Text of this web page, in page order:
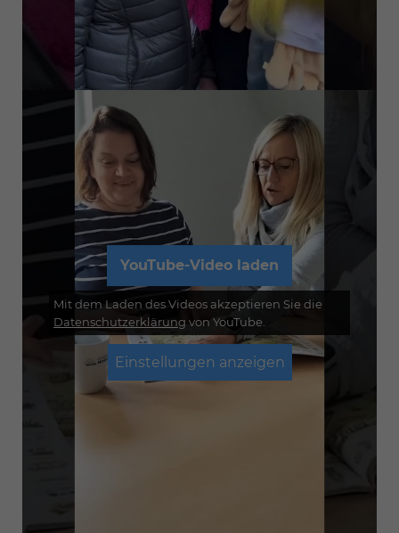
YouTube-Video laden
Mit dem Laden des Videos akzeptieren Sie die
Datenschutzerklärung von YouTube.
Einstellungen anzeigen